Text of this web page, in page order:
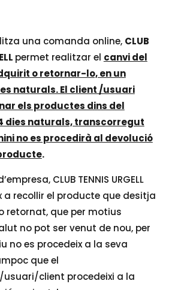
una comanda online, CLUB
permet realitzar el canvi del
o retornar-lo, en un
naturals. El client /usuari
els productes dins del
dies naturals, transcorregut
no es procedirà al devolució
.
CLUB TENNIS URGELL
a recollir el producte que desitja
retornat, que per motius
no pot ser venut de nou, per
no es procedeix a la seva
que el
client procedeixi a la